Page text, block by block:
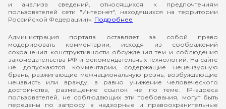
и анализа сведений, относящихся к предпочтениям
пользователей сети "Интернет", находящихся на территории
Российской Федерации)». Подробнее
Администрация портала оставляет за собой право
модерировать комментарии, исходя из соображений
сохранения конструктивности обсуждения тем и соблюдения
законодательства РФ и рекомендательных технологий. На сайте
не допускаются комментарии, содержащие нецензурную
брань, разжигающие межнациональную рознь, возбуждающие
ненависть или вражду, а равно унижение человеческого
достоинства, размещение ссылок не по теме. IP-адреса
пользователей, не соблюдающих эти требования, могут быть
переданы по запросу в надзорные и правоохранительные